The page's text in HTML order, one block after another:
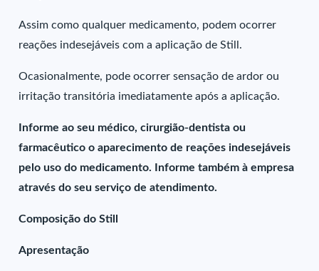
Assim como qualquer medicamento, podem ocorrer
reações indesejáveis com a aplicação de Still.
Ocasionalmente, pode ocorrer sensação de ardor ou
irritação transitória imediatamente após a aplicação.
Informe ao seu médico, cirurgião-dentista ou
farmacêutico o aparecimento de reações indesejáveis
pelo uso do medicamento. Informe também à empresa
através do seu serviço de atendimento.
Composição do Still
Apresentação